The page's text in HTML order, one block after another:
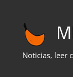
contenido
Noticias, leer